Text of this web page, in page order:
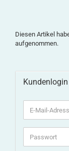
Diesen Artikel
aufgenommen.
Kundenlogin